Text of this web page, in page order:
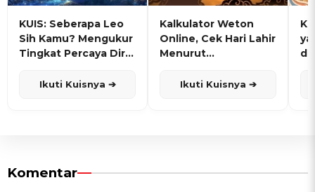
KUIS: Seberapa Leo
Sih Kamu? Mengukur
Tingkat Percaya Diri
Ikuti Kuisnya ➔
Kalkulator Weton
Online, Cek Hari Lahir
Menurut
Ikuti Kuisnya ➔
Komentar